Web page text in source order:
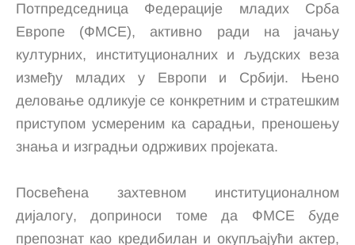
Потпредседница Федерације младих Срба
Европе (ФМСЕ), активно ради на јачању
културних, институционалних и људских веза
између младих у Европи и Србији. Њено
деловање одликује се конкретним и стратешким
приступом усмереним ка сарадњи, преношењу
знања и изградњи одрживих пројеката.
Посвећена захтевном институционалном
дијалогу, доприноси томе да ФМСЕ буде
препознат као кредибилан и окупљајући актер,